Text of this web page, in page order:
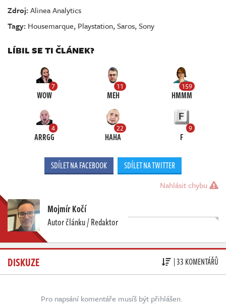
Zdroj:Alinea Analytics
Tagy: Housemarque, Playstation,Saros,Sony
LÍBIL SE TI ČLÁNEK?
7
WOW
11
MEH
159
HMMM
4
ARRGG
22
HAHA
9
F
SDÍLET NA FACEBOOK SDÍLET NA TWITTER
Nahlásit chybu
Mojmír Kočí
Autor článku / Redaktor
DISKUZE | 33 KOMENTÁŘŮ
Pro napsání komentáře musíš být přihlášen.